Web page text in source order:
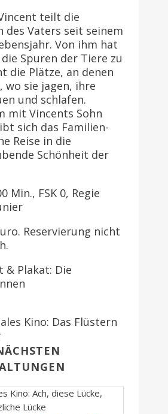
teilt die
des Vaters seit seinem
Von ihm hat
Spuren der Tiere zu
die Plätze, an denen
wo sie jagen, ihre
und schlafen.
mit Vincents Sohn
sich das Familien-
Reise in die
Schönheit der
Min., FSK 0, Regie
Reservierung nicht
& Plakat: Die